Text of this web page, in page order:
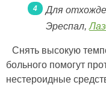
Для
Эреспал,
Снять высокую
больного помогут
нестероидные